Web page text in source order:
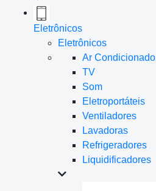
Eletrônicos
Eletrônicos
Ar Condicionado
TV
Som
Eletroportáteis
Ventiladores
Lavadoras
Refrigeradores
Liquidificadores